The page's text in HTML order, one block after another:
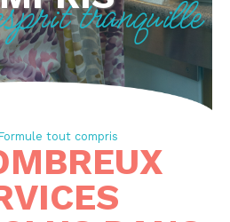
tranquille
tout compris